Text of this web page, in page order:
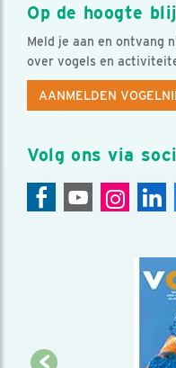
Op de hoogte
Meld je aan en ontvang
over vogels en
AANMELDEN
Volg ons via